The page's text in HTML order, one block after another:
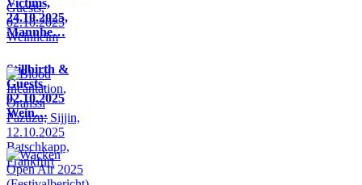
24.10.2025,
Mannhe…
Stillbirth &
Guests,
02.10.2025
Wein…